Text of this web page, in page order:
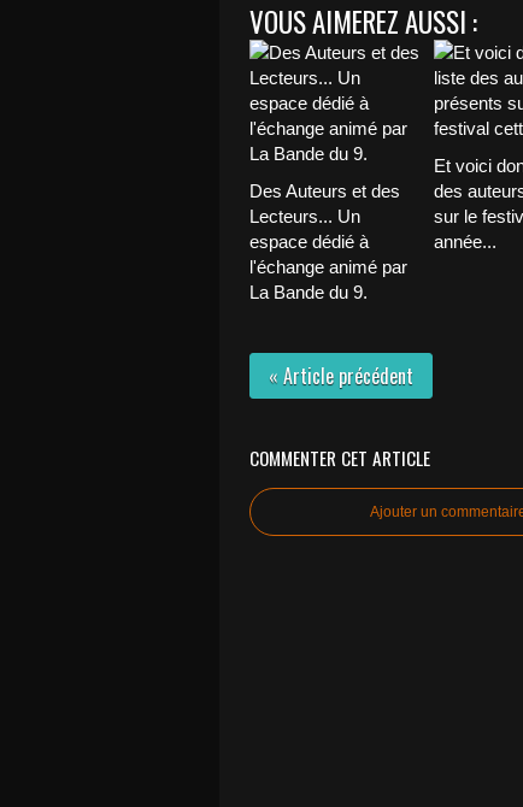
VOUS AIMEREZ AUSSI :
Des Auteurs et des
Lecteurs... Un
espace dédié à
l'échange animé par
La Bande du 9.
Et voici
des
sur le
année...
« Article précédent
COMMENTER CET ARTICLE
Ajouter un